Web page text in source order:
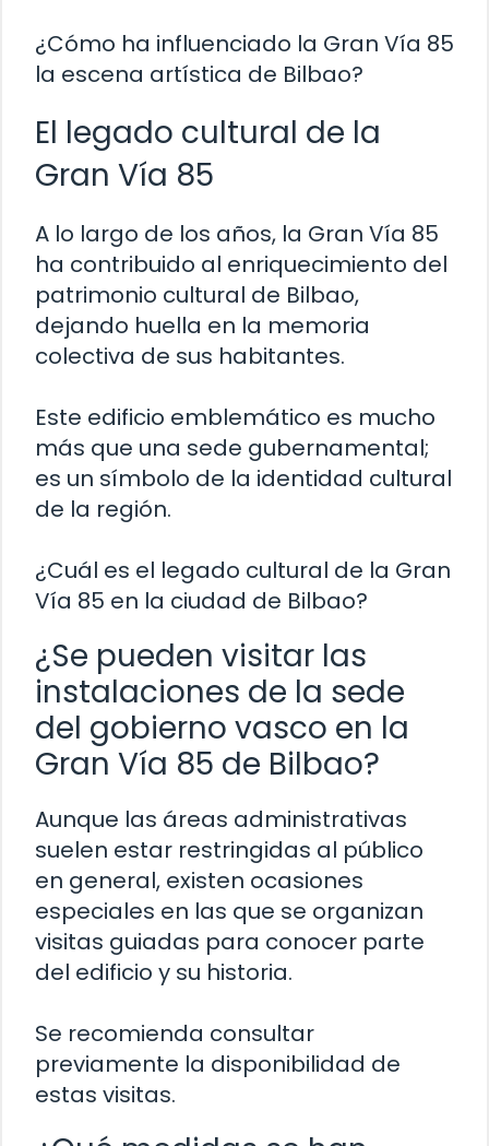
¿Cómo ha influenciado la Gran Vía 85
la escena artística de Bilbao?
El legado cultural de la
Gran Vía 85
A lo largo de los años, la Gran Vía 85
ha contribuido al enriquecimiento del
patrimonio cultural de Bilbao,
dejando huella en la memoria
colectiva de sus habitantes.
Este edificio emblemático es mucho
más que una sede gubernamental;
es un símbolo de la identidad cultural
de la región.
¿Cuál es el legado cultural de la Gran
Vía 85 en la ciudad de Bilbao?
¿Se pueden visitar las
instalaciones de la sede
del gobierno vasco en la
Gran Vía 85 de Bilbao?
Aunque las áreas administrativas
suelen estar restringidas al público
en general, existen ocasiones
especiales en las que se organizan
visitas guiadas para conocer parte
del edificio y su historia.
Se recomienda consultar
previamente la disponibilidad de
estas visitas.